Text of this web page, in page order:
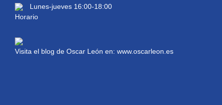
Lunes-jueves 16:00-18:00
Visita el blog de Oscar León en: www.oscarleon.es